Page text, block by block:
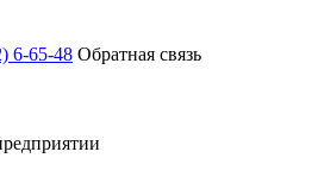
6-65-48 Обратная связь